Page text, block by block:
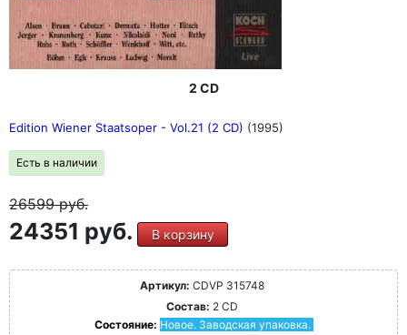
2 CD
Edition Wiener Staatsoper - Vol.21 (2 CD) (1995)
Есть в наличии
26599руб.
24351 руб. В корзину
Артикул: CDVP 315748
Состав: 2 CD
Состояние: Новое. Заводская упаковка.